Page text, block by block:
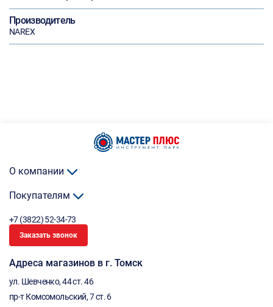
Производитель
NAREX
О компании
Покупателям
+7 (3822) 52-34-73
Заказать звонок
Адреса магазинов в г. Томск
ул. Шевченко, 44 ст. 46
пр-т Комсомольский, 7 ст. 6